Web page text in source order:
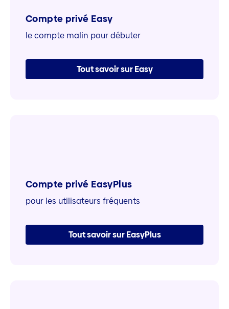
Compte privé Easy
le compte malin pour débuter
Tout savoir sur Easy
Compte privé EasyPlus
pour les utilisateurs fréquents
Tout savoir sur EasyPlus